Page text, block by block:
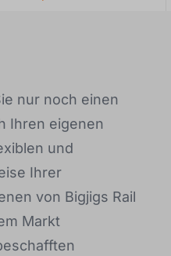
nur noch einen
Ihren eigenen
und
Ihrer
von Bigjigs Rail
Markt